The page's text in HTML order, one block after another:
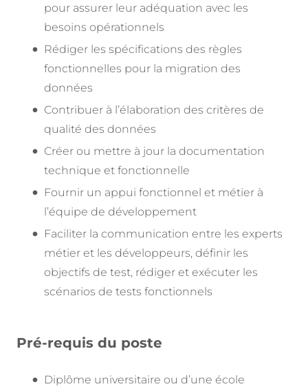
pour assurer leur adéquation avec les
besoins opérationnels
Rédiger les spécifications des règles
fonctionnelles pour la migration des
données
Contribuer à l’élaboration des critères de
qualité des données
Créer ou mettre à jour la documentation
technique et fonctionnelle
Fournir un appui fonctionnel et métier à
l’équipe de développement
Faciliter la communication entre les experts
métier et les développeurs, définir les
objectifs de test, rédiger et exécuter les
scénarios de tests fonctionnels
Pré-requis du poste
Diplôme universitaire ou d’une école